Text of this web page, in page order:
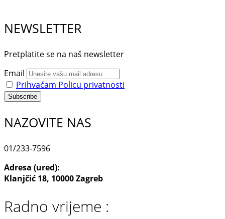
NEWSLETTER
Pretplatite se na naš newsletter
Email
Prihvaćam Policu privatnosti
NAZOVITE NAS
01/233-7596
Adresa (ured):
Klanjčić 18, 10000 Zagreb
Radno vrijeme :